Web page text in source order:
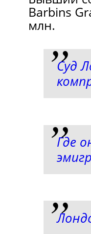
Barbins
млн.
Суд
Где